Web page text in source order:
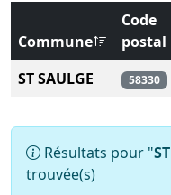
Commune
Code
postal
ST SAULGE
58330
Résultats pour "
trouvée(s)